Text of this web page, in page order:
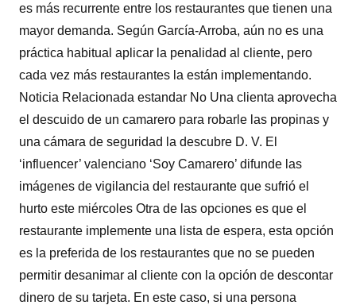
es más recurrente entre los restaurantes que tienen una
mayor demanda. Según García-Arroba, aún no es una
práctica habitual aplicar la penalidad al cliente, pero
cada vez más restaurantes la están implementando.
Noticia Relacionada estandar No Una clienta aprovecha
el descuido de un camarero para robarle las propinas y
una cámara de seguridad la descubre D. V. El
‘influencer’ valenciano ‘Soy Camarero’ difunde las
imágenes de vigilancia del restaurante que sufrió el
hurto este miércoles Otra de las opciones es que el
restaurante implemente una lista de espera, esta opción
es la preferida de los restaurantes que no se pueden
permitir desanimar al cliente con la opción de descontar
dinero de su tarjeta. En este caso, si una persona